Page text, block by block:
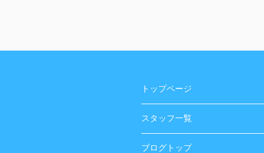
手続きを進めることができました。
購入後のフォローまでしっかりしていただき、
今回のご縁に心から感謝しています。
トップページ
スタッフ一覧
ブログトップ